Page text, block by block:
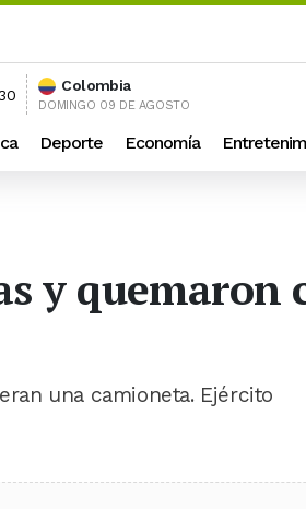
Colombia
DOMINGO 09 DE AGOSTO
Deporte Economía
y quemaron
una camioneta. Ejército